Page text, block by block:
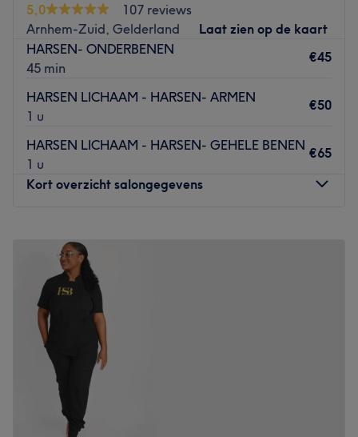
5,0
107 reviews
Arnhem-Zuid, Gelderland
Laat zien op de kaart
HARSEN- ONDERBENEN
45 min
€45
HARSEN LICHAAM - HARSEN- ARMEN
1 u
€50
HARSEN LICHAAM - HARSEN- GEHELE BENEN
1 u
€65
Kort overzicht salongegevens
Dinsdag
Woensdag
Donderdag
Vrijdag
Zaterdag
Zondag